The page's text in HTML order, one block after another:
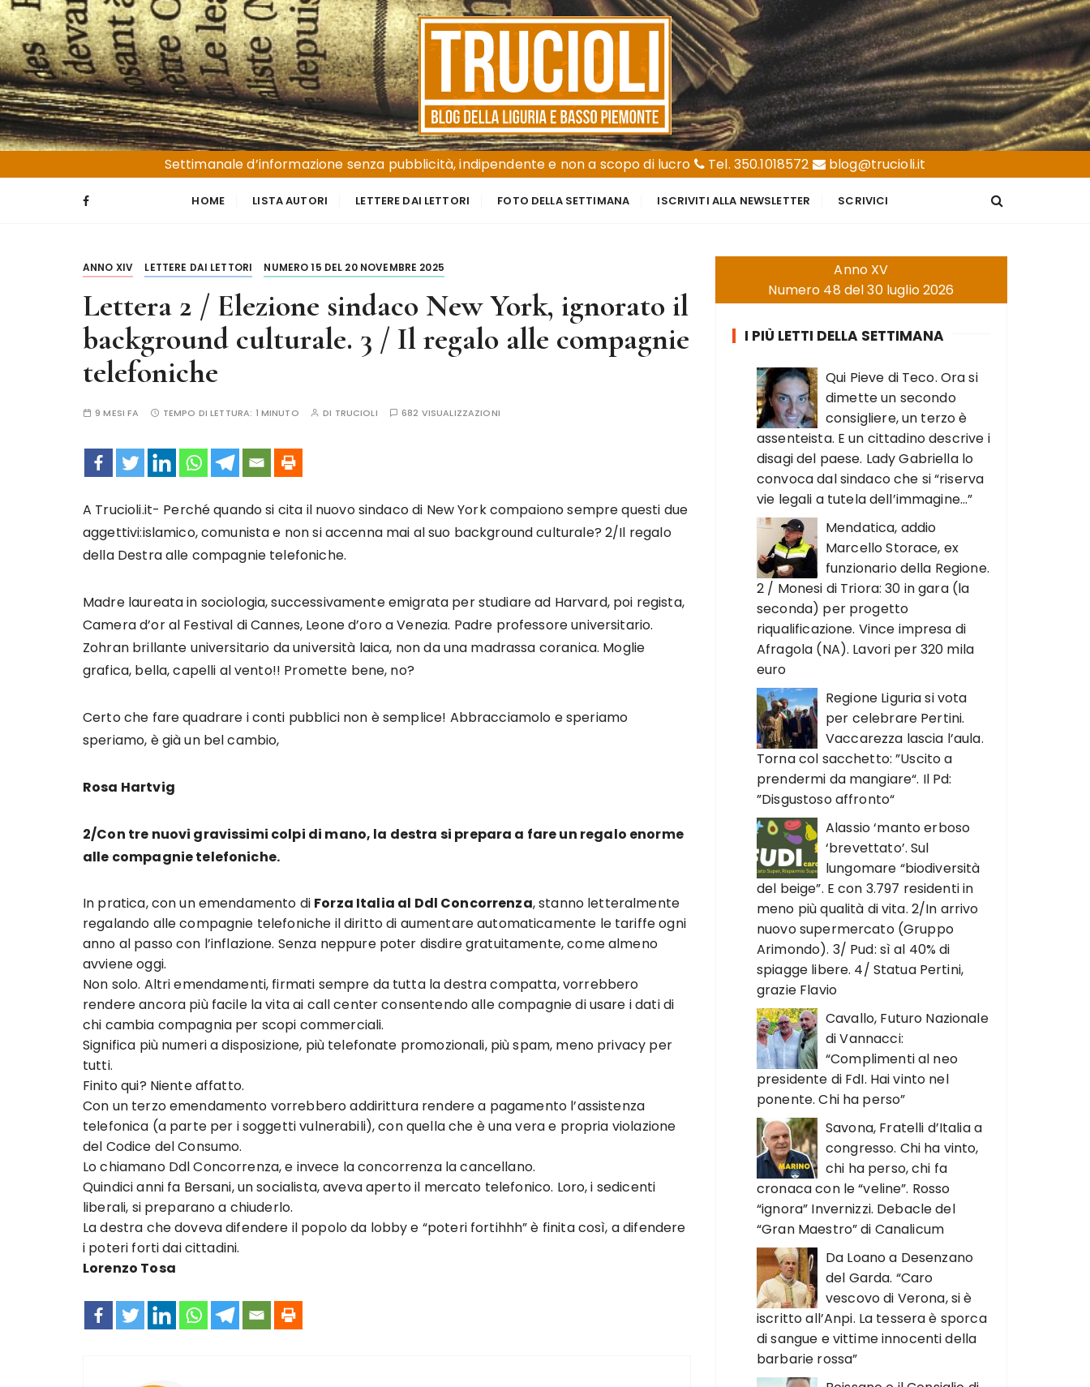
S
a
l
t
a
a
l
c
Trucioli
Liguria e Basso Piemonte
Settimanale d’informazione senza pubblicità, indipendente e non a scopo di lucro
Tel. 350.1018572 blog@trucioli.it
HOME LISTA AUTORI LETTERE DAI LETTORI FOTO DELLA SETTIMANA ISCRIVITI ALLA NEWSLETTER SCRIVICI
ANNO XIV LETTERE DAI LETTORI NUMERO 15 DEL 20 NOVEMBRE 2025
Lettera 2 / Elezione sindaco New York, ignorato il
background culturale. 3 / Il regalo alle compagnie
telefoniche
9 MESI FA TEMPO DI LETTURA: 1 MINUTO DI TRUCIOLI 682 VISUALIZZAZIONI
A Trucioli.it- Perché quando si cita il nuovo sindaco di New York compaiono sempre questi due
aggettivi:islamico, comunista e non si accenna mai al suo background culturale? 2/Il regalo
della Destra alle compagnie telefoniche.
Madre laureata in sociologia, successivamente emigrata per studiare ad Harvard, poi regista,
Camera d’or al Festival di Cannes, Leone d’oro a Venezia. Padre professore universitario.
Zohran brillante universitario da università laica, non da una madrassa coranica. Moglie
grafica, bella, capelli al vento!! Promette bene, no?
Certo che fare quadrare i conti pubblici non è semplice! Abbracciamolo e speriamo
speriamo, è già un bel cambio,
Rosa Hartvig
2/Con tre nuovi gravissimi colpi di mano, la destra si prepara a fare un regalo enorme
alle compagnie telefoniche.
In pratica, con un emendamento di Forza Italia al Ddl Concorrenza, stanno letteralmente
regalando alle compagnie telefoniche il diritto di aumentare automaticamente le tariffe ogni
anno al passo con l’inflazione. Senza neppure poter disdire gratuitamente, come almeno
avviene oggi.
Non solo. Altri emendamenti, firmati sempre da tutta la destra compatta, vorrebbero
rendere ancora più facile la vita ai call center consentendo alle compagnie di usare i dati di
chi cambia compagnia per scopi commerciali.
Significa più numeri a disposizione, più telefonate promozionali, più spam, meno privacy per
tutti.
Finito qui? Niente affatto.
Con un terzo emendamento vorrebbero addirittura rendere a pagamento l’assistenza
telefonica (a parte per i soggetti vulnerabili), con quella che è una vera e propria violazione
del Codice del Consumo.
Lo chiamano Ddl Concorrenza, e invece la concorrenza la cancellano.
Quindici anni fa Bersani, un socialista, aveva aperto il mercato telefonico. Loro, i sedicenti
liberali, si preparano a chiuderlo.
La destra che doveva difendere il popolo da lobby e “poteri fortihhh” è finita così, a difendere
i poteri forti dai cittadini.
Lorenzo Tosa
Anno XV
Numero 48 del 30 luglio 2026
I PIÙ LETTI DELLA SETTIMANA
Qui Pieve di Teco. Ora si
dimette un secondo
consigliere, un terzo è
assenteista. E un cittadino descrive i
disagi del paese. Lady Gabriella lo
convoca dal sindaco che si “riserva
vie legali a tutela dell’immagine…”
Mendatica, addio
Marcello Storace, ex
funzionario della Regione.
2 / Monesi di Triora: 30 in gara (la
seconda) per progetto
riqualificazione. Vince impresa di
Afragola (NA). Lavori per 320 mila
euro
Regione Liguria si vota
per celebrare Pertini.
Vaccarezza lascia l’aula.
Torna col sacchetto: ”Uscito a
prendermi da mangiare“. Il Pd:
”Disgustoso affronto“
Alassio ‘manto erboso
‘brevettato’. Sul
lungomare “biodiversità
del beige”. E con 3.797 residenti in
meno più qualità di vita. 2/In arrivo
nuovo supermercato (Gruppo
Arimondo). 3/ Pud: sì al 40% di
spiagge libere. 4/ Statua Pertini,
grazie Flavio
Cavallo, Futuro Nazionale
di Vannacci:
“Complimenti al neo
presidente di FdI. Hai vinto nel
ponente. Chi ha perso”
Savona, Fratelli d’Italia a
congresso. Chi ha vinto,
chi ha perso, chi fa
cronaca con le “veline”. Rosso
“ignora” Invernizzi. Debacle del
“Gran Maestro” di Canalicum
Da Loano a Desenzano
del Garda. “Caro
vescovo di Verona, si è
iscritto all’Anpi. La tessera è sporca
di sangue e vittime innocenti della
barbarie rossa”